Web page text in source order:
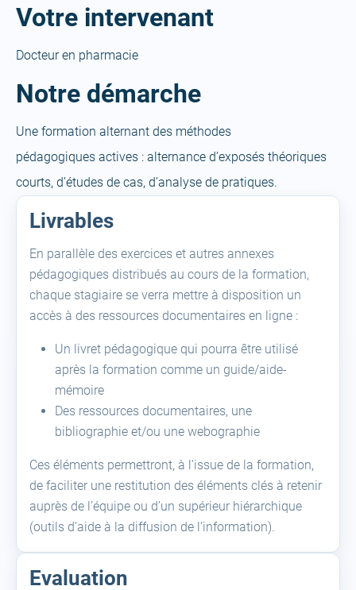
Votre intervenant
Docteur en pharmacie
Notre démarche
Une formation alternant des méthodes
pédagogiques actives : alternance d’exposés théoriques
courts, d’études de cas, d’analyse de pratiques.
Livrables
En parallèle des exercices et autres annexes
pédagogiques distribués au cours de la formation,
chaque stagiaire se verra mettre à disposition un
accès à des ressources documentaires en ligne :
Un livret pédagogique qui pourra être utilisé
après la formation comme un guide/aide-
mémoire
Des ressources documentaires, une
bibliographie et/ou une webographie
Ces éléments permettront, à l’issue de la formation,
de faciliter une restitution des éléments clés à retenir
auprès de l’équipe ou d’un supérieur hiérarchique
(outils d’aide à la diffusion de l’information).
Evaluation